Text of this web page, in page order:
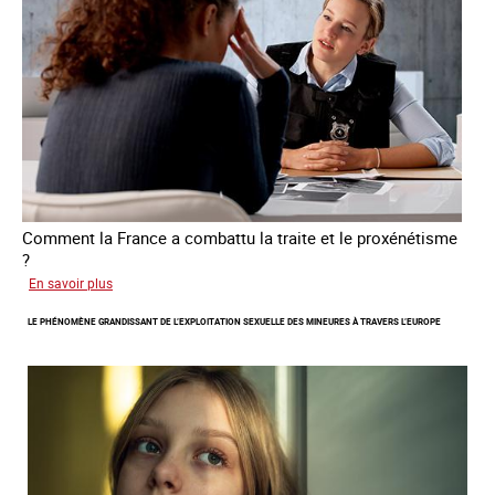
personnes
victimes
de
traite
Comment la France a combattu la traite et le proxénétisme
?
En savoir plus
regard
l'OCRTEH
l'exploitation
sexuelle
en
France
LE PHÉNOMÈNE GRANDISSANT DE L’EXPLOITATION SEXUELLE DES MINEURES À TRAVERS L’EUROPE